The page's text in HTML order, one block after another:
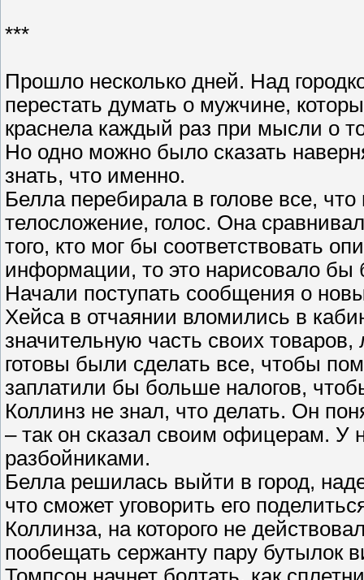
***
Прошло несколько дней. Над
перестать думать о мужчине,
краснела каждый раз при мысли о
Но одно можно было сказать
знать, что именно.
Белла перебирала в голове все,
телосложение, голос. Она
того, кто мог бы соответствовать
информации, то это нарисовало бы
Начали поступать сообщения о
Хейса в отчаянии вломились в
значительную часть своих
готовы были сделать все, чтобы
заплатили бы больше налогов,
Коллинз не знал, что делать. Он
– так он сказал своим офицерам. У
разбойниками.
Белла решилась выйти в город,
что сможет уговорить его
Коллинза, на которого не
пообещать сержанту пару бутылок